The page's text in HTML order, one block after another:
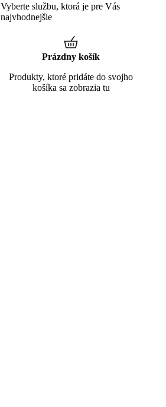
Vyberte službu, ktorá je pre Vás
najvhodnejšie
Prázdny košík
Produkty, ktoré pridáte do svojho
košíka sa zobrazia tu